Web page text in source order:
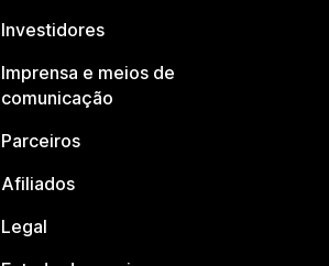
Investidores
Imprensa e meios de
comunicação
Parceiros
Afiliados
Legal